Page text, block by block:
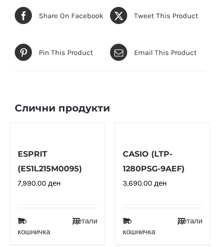
Share On Facebook Tweet This Product
Pin This Product Email This Product
Слични продукти
ESPRIT
(ES1L215M0095)
7,990.00 ден
Во
кошничка
Детали
CASIO (LTP-
1280PSG-9AEF)
3,690.00 ден
Во
кошничка
Детали